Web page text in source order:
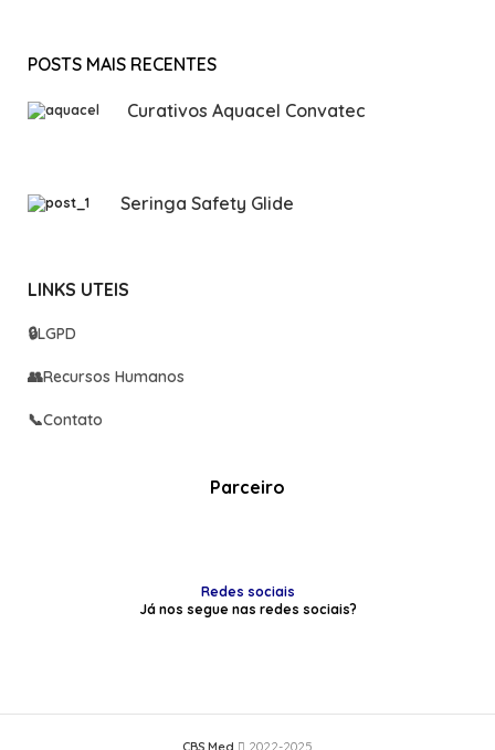
POSTS MAIS RECENTES
Curativos Aquacel Convatec
Seringa Safety Glide
LINKS UTEIS
🔒LGPD
👥Recursos Humanos
📞Contato
Parceiro
Redes sociais
Já nos segue nas redes sociais?
CBS Med 2022-2025